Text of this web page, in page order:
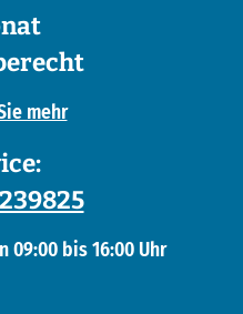
mehr
09:00 bis 16:00 Uhr